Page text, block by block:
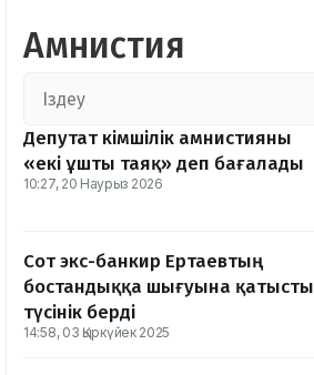
Амнистия
Депутат әкімшілік амнистияны
«екі ұшты таяқ» деп бағалады
10:27, 20 Наурыз 2026
Сот экс-банкир Ертаевтың
бостандыққа шығуына қатысты
түсінік берді
14:58, 03 Қыркүйек 2025